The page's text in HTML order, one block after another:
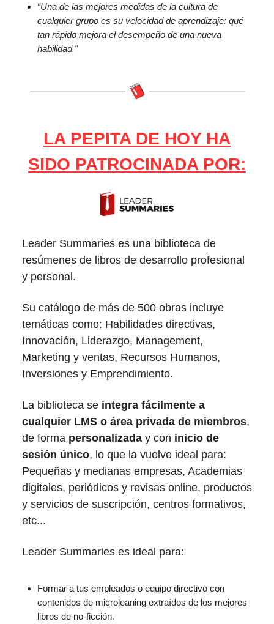
“Una de las mejores medidas de la cultura de
cualquier grupo es su velocidad de aprendizaje: qué
tan rápido mejora el desempeño de una nueva
habilidad."
LA PEPITA DE HOY HA
SIDO PATROCINADA POR:
Leader Summaries es una biblioteca de
resúmenes de libros de desarrollo profesional
y personal.
Su catálogo de más de 500 obras incluye
temáticas como: Habilidades directivas,
Innovación, Liderazgo, Management,
Marketing y ventas, Recursos Humanos,
Inversiones y Emprendimiento.
La biblioteca se integra fácilmente a
cualquier LMS o área privada de miembros,
de forma personalizada y con inicio de
sesión único, lo que la vuelve ideal para:
Pequeñas y medianas empresas, Academias
digitales, periódicos y revisas online, productos
y servicios de suscripción, centros formativos,
etc...
Leader Summaries es ideal para:
Formar a tus empleados o equipo directivo con
contenidos de microleaning extraídos de los mejores
libros de no-ficción.